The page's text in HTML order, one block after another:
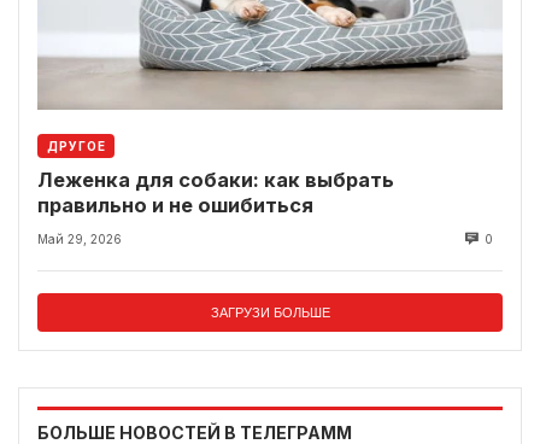
ДРУГОЕ
Леженка для собаки: как выбрать
правильно и не ошибиться
Май 29, 2026 0
ЗАГРУЗИ БОЛЬШЕ
БОЛЬШЕ НОВОСТЕЙ В ТЕЛЕГРАММ